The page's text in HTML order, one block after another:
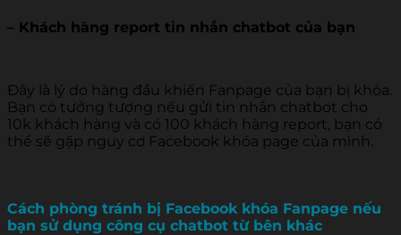
– Khách hàng report tin nhắn chatbot của bạn
Đây là lý do hàng đầu khiến Fanpage của bạn bị khóa.
Bạn có tưởng tượng nếu gửi tin nhắn chatbot cho
10k khách hàng và có 100 khách hàng report, bạn có
thể sẽ gặp nguy cơ Facebook khóa page của mình.
Cách phòng tránh bị Facebook khóa Fanpage nếu
bạn sử dụng công cụ chatbot từ bên khác